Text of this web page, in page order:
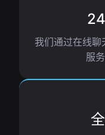
我们通过在线
服